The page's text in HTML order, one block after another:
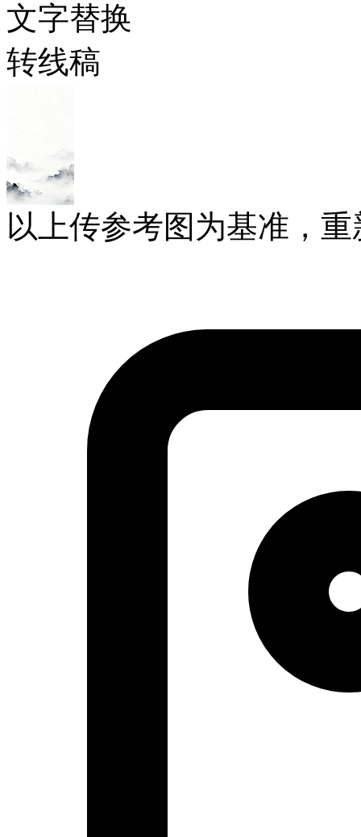
文字替换
转线稿
以上传参考图为基准，